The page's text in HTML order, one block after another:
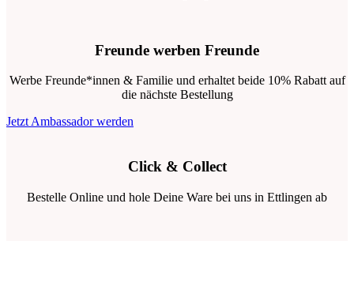
Freunde werben Freunde
Werbe Freunde*innen & Familie und erhaltet beide 10% Rabatt auf
die nächste Bestellung
Jetzt Ambassador werden
Click & Collect
Bestelle Online und hole Deine Ware bei uns in Ettlingen ab